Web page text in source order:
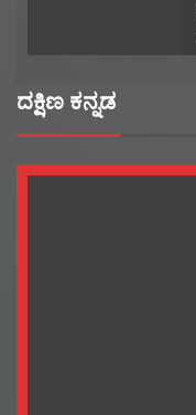
ದಕ್ಷಿಣ ಕನ್ನಡ